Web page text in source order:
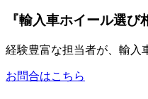
『輸入車ホイール選び
経験豊富な担当者が、輸入
お問合はこちら